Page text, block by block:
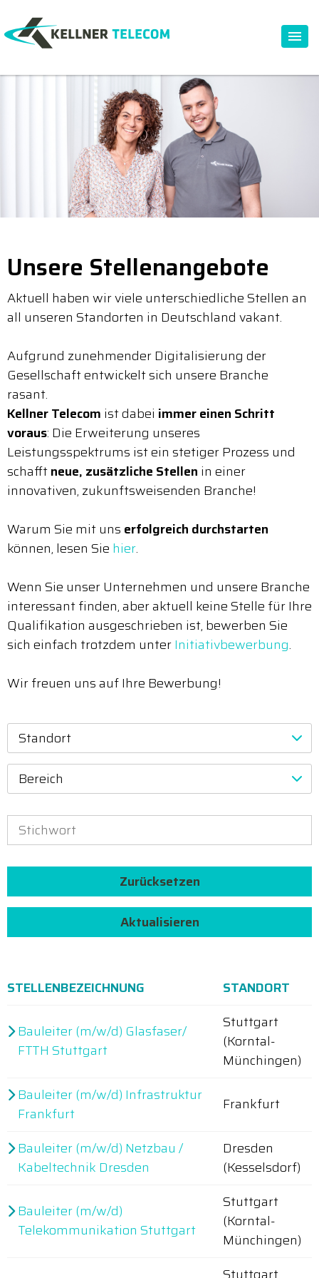
Unsere Stellenangebote
Aktuell haben wir viele unterschiedliche Stellen an
all unseren Standorten in Deutschland vakant.
Aufgrund zunehmender Digitalisierung der
Gesellschaft entwickelt sich unsere Branche
rasant.
Kellner Telecom ist dabei immer einen Schritt
voraus: Die Erweiterung unseres
Leistungsspektrums ist ein stetiger Prozess und
schafftneue, zusätzliche Stellen in einer
innovativen, zukunftsweisenden Branche!
Warum Sie mit uns erfolgreich durchstarten
können, lesen Sie hier.
Wenn Sie unser Unternehmen und unsere Branche
interessant finden, aber aktuell keine Stelle für Ihre
Qualifikation ausgeschrieben ist, bewerben Sie
sich einfach trotzdem unterInitiativbewerbung.
Wir freuen uns auf Ihre Bewerbung!
Standort
Bereich
Zurücksetzen
Aktualisieren
STELLENBEZEICHNUNG STANDORT
Bauleiter (m/w/d) Glasfaser/
FTTH Stuttgart
Stuttgart
(Korntal-
Münchingen)
Bauleiter (m/w/d) Infrastruktur
Frankfurt
Frankfurt
Bauleiter (m/w/d) Netzbau /
Kabeltechnik Dresden
Dresden
(Kesselsdorf)
Bauleiter (m/w/d)
Telekommunikation Stuttgart
Stuttgart
(Korntal-
Münchingen)